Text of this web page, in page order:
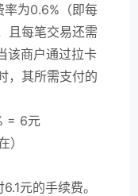
率为0.6%（即每
且每笔交易还需
该商户通过拉卡
，其所需支付的
= 6元
）
元的手续费。